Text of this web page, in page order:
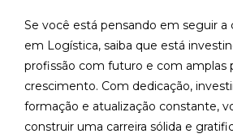
Se você está pensando em seguir a
em Logística, saiba que está
profissão com futuro e com amplas
crescimento. Com dedicação,
formação e atualização constante,
construir uma carreira sólida e